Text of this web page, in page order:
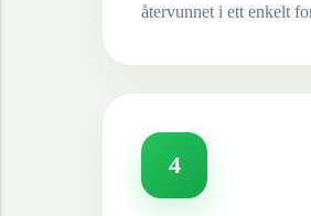
återvunnet i ett enkelt
4